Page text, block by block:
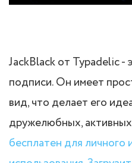
JackBlack от Typadelic
подписи. Он имеет
вид, что делает его
дружелюбных,
бесплатен для личного